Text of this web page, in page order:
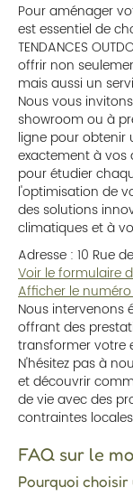
Pour aménager
est essentiel de
TENDANCES
offrir non
mais aussi un
Nous vous
showroom ou à
ligne pour obtenir
exactement à vos
pour étudier
l'optimisation de
des solutions
climatiques et à
Adresse : 10 Rue
Voir le formulaire
Afficher le
Nous intervenons
offrant des
transformer votre
N'hésitez pas à
et découvrir
de vie avec des
contraintes
FAQ sur le
Pourquoi